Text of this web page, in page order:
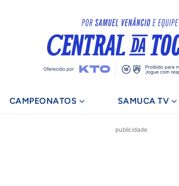
CAMPEONATOS SAMUCA TV
publicidade